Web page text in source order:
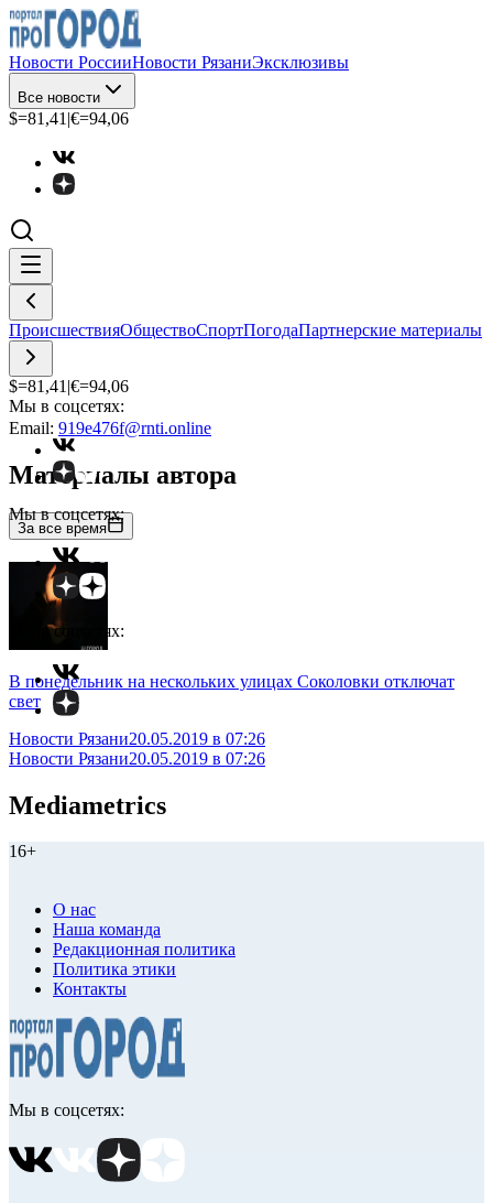
Новости РоссииНовости РязаниЭксклюзивы
Все новости
$=81,41 |€=94,06
ПроисшествияОбществоСпортПогодаПартнерские материалы
$=81,41 |€=94,06
Мы в соцсетях:
Мы в соцсетях:
Мы в соцсетях:
Email: 919e476f@rnti.online
Материалы автора
За все время
В понедельник на нескольких улицах Соколовки отключат
свет
Новости Рязани20.05.2019 в 07:26
Новости Рязани20.05.2019 в 07:26
Mediametrics
16+
О нас
Наша команда
Редакционная политика
Политика этики
Контакты
Мы в соцсетях: